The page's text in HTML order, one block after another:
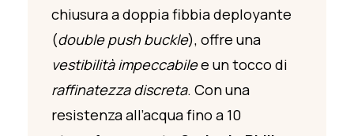
chiusura a doppia fibbia deployante
(double push buckle), offre una
vestibilità impeccabilee un tocco di
raffinatezza discreta. Con una
resistenza all’acqua fino a 10